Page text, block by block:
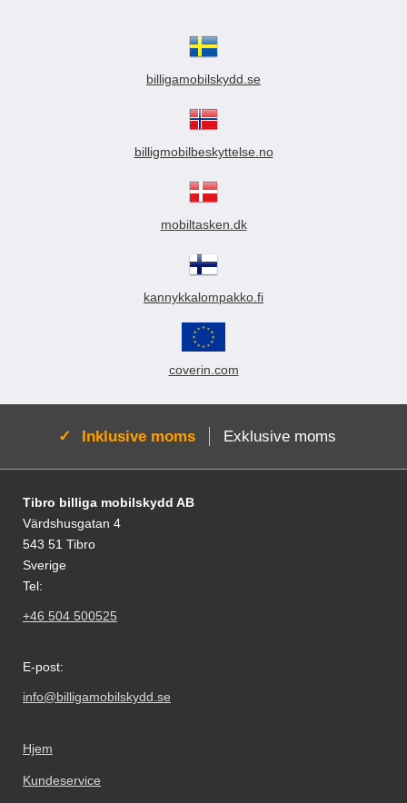
billigamobilskydd.se
billigmobilbeskyttelse.no
mobiltasken.dk
kannykkalompakko.fi
coverin.com
Aktiv:
Inklusive moms Exklusive moms
Fodnoter Blandede oplysninger og links
Tibro billiga mobilskydd AB
Värdshusgatan 4
543 51 Tibro
Sverige
Tel:
+46 504 500525
E-post:
info@billigamobilskydd.se
Hjem
Kundeservice